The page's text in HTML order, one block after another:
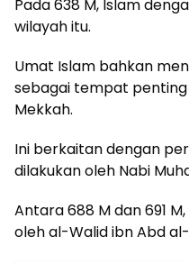
Pada 638 M, Islam
wilayah itu.
Umat Islam bahkan
sebagai tempat
Mekkah.
Ini berkaitan dengan
dilakukan oleh Nabi
Antara 688 M dan 691
oleh al-Walid ibn Abd